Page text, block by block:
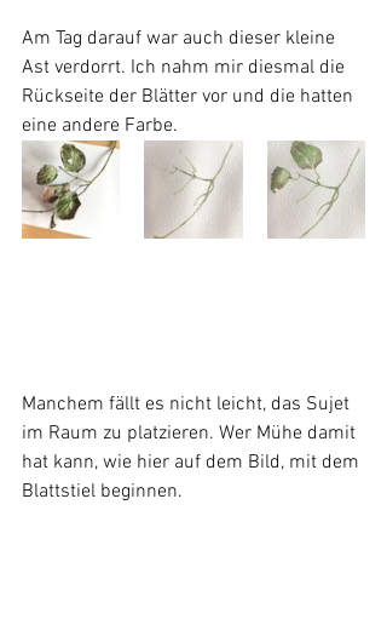
Am Tag darauf war auch dieser kleine
Ast verdorrt. Ich nahm mir diesmal die
Rückseite der Blätter vor und die hatten
eine andere Farbe.
Manchem fällt es nicht leicht, das Sujet
im Raum zu platzieren. Wer Mühe damit
hat kann, wie hier auf dem Bild, mit dem
Blattstiel beginnen.